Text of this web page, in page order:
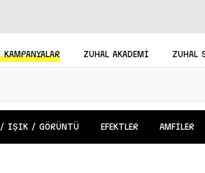
KAMPANYALAR ZUHAL AKADEMİ ZUHAL
/ IŞIK / GÖRÜNTÜ EFEKTLER AMFİLER